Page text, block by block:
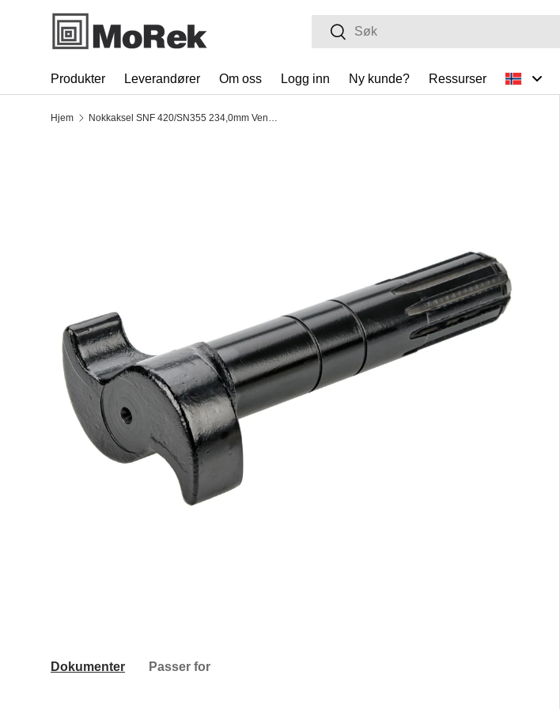
HOPP TIL INNHOLDET
SøkSøk
Produkter Leverandører Om oss Logg inn Ny kunde? Ressurser
Hjem Nokkaksel SNF 420/SN355 234,0mm Venstre
Dokumenter Passer for